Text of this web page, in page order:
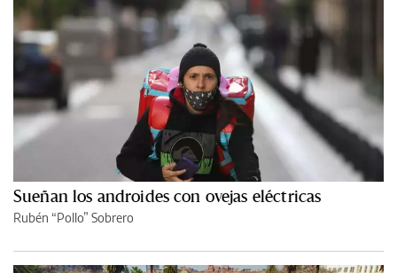
Sueñan los androides con ovejas eléctricas
Rubén “Pollo” Sobrero